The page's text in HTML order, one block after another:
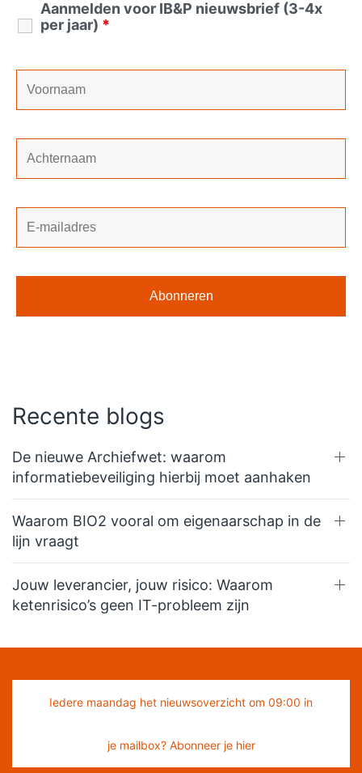
Aanmelden voor IB&P nieuwsbrief (3-4x
per jaar) *
Recente blogs
De nieuwe Archiefwet: waarom
informatiebeveiliging hierbij moet aanhaken
Waarom BIO2 vooral om eigenaarschap in de
lijn vraagt
Jouw leverancier, jouw risico: Waarom
ketenrisico’s geen IT-probleem zijn
Iedere maandag het nieuwsoverzicht om 09:00 in
je mailbox? Abonneer je hier